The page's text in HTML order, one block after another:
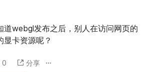
道webgl发布之后，别人在访问网页的
显卡资源呢？
0 分享